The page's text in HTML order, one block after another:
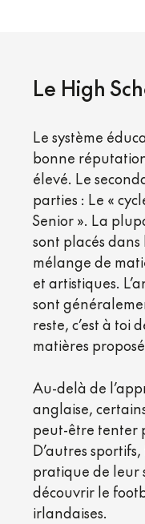
Le High
Le système
bonne
élevé. Le
parties : Le «
Senior ». La
sont placés dans
mélange de
et artistiques.
sont
reste, c’est à toi
matières
Au-delà de
anglaise,
peut-être tenter
D’autres
pratique de leur
découvrir le
irlandaises.